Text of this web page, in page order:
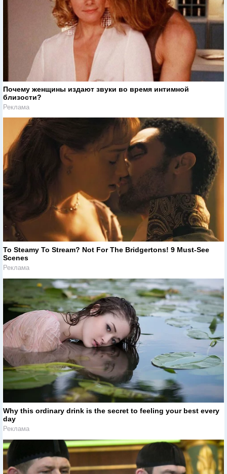
Почему женщины издают звуки во время интимной
близости?
Реклама
To Steamy To Stream? Not For The Bridgertons! 9 Must-See
Scenes
Реклама
Why this ordinary drink is the secret to feeling your best every
day
Реклама